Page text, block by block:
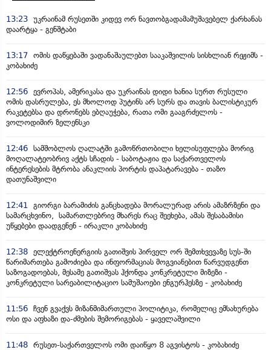
13:23 უკრაინამ რუსეთში კიდევ ორ ნავთობგადამამუშავებელ ქარხანას
დაარტყა - გენშტაბი
13:17 ომის დაწყებაში ვადანაშაულებთ სააკაშვილის სისხლიან რეჟიმს -
კობახიძე
12:56 ევროპას, ამერიკასა და უკრაინას დიდი ხანია სურთ რუსული
ომის დასრულება, ეს მხოლოდ პუტინს არ სურს და თავის ბალისტიკურ
რაკეტებსა და დრონებს ებღაუჭება, რათა ომი გააგრძელოს -
ვოლოდიმირ ზელენსკი
12:46 სამშობლოს ღალატში გამოწრთობილი ხელისუფლება მორიგ
მოღალატეობრივ აქტს სჩადის - საბოტაჟია და საქართველოს
ინტერესების მტრობა ანაკლიის პორტის დაპატარავება - თაზო
დათუნაშვილი
12:41
გიორგი ბარამიძის განცხადება მორალურად არის ამაზრზენი და
სამარცხვინო, სამართლებრივ მხარეს რაც შეეხება, ამას შესაბამისი
უწყებები დაადგენენ - ირაკლი კობახიძე
12:38 ელექტროენერგიის გათიშვის პირველ ორ შემთხვევაზე სუს-ში
წარიმართება გამოძიება და ინფორმაციას მოგვიანებით წარვუდგენთ
საზოგადოებას, მესამე გათიშვას ჰქონდა კონკრეტული მიზეზი -
კონკრეტული სარეაბილიტაციო სამუშაოები ენგურჰესზე - კობახიძე
11:56 ჩვენ გვაქვს მიზანმიმართული პოლიტიკა, რომელიც ემსახურება
ოსი და აფხაზი და-ძმების შემორიგებას - ყაველაშვილი
11:48 რუსეთ-საქართველოს ომი დაიწყო 8 აგვისტოს - კობახიძე